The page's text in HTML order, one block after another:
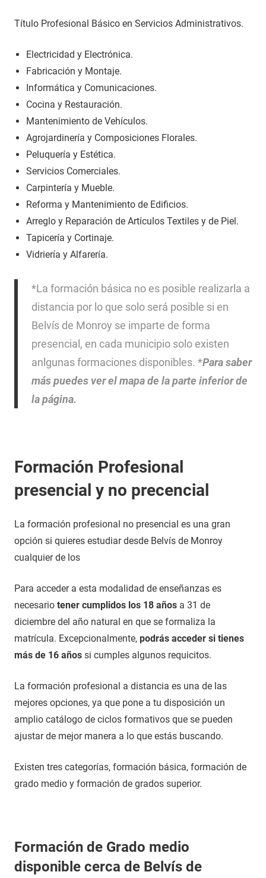
Título Profesional Básico en Servicios Administrativos.
Electricidad y Electrónica.
Fabricación y Montaje.
Informática y Comunicaciones.
Cocina y Restauración.
Mantenimiento de Vehículos.
Agrojardinería y Composiciones Florales.
Peluquería y Estética.
Servicios Comerciales.
Carpintería y Mueble.
Reforma y Mantenimiento de Edificios.
Arreglo y Reparación de Artículos Textiles y de Piel.
Tapicería y Cortinaje.
Vidriería y Alfarería.
*La formación básica no es posible realizarla a
distancia por lo que solo será posible si en
Belvís de Monroy se imparte de forma
presencial, en cada municipio solo existen
anlgunas formaciones disponibles. *Para saber
más puedes ver el mapa de la parte inferior de
la página.
Formación Profesional
presencial y no precencial
La formación profesional no presencial es una gran
opción si quieres estudiar desde Belvís de Monroy
cualquier de los
Para acceder a esta modalidad de enseñanzas es
necesario tener cumplidos los 18 años a 31 de
diciembre del año natural en que se formaliza la
matrícula. Excepcionalmente, podrás acceder si tienes
más de 16 años si cumples algunos requicitos.
La formación profesional a distancia es una de las
mejores opciones, ya que pone a tu disposición un
amplio catálogo de ciclos formativos que se pueden
ajustar de mejor manera a lo que estás buscando.
Existen tres categorías, formación básica, formación de
grado medio y formación de grados superior.
Formación de Grado medio
disponible cerca de Belvís de